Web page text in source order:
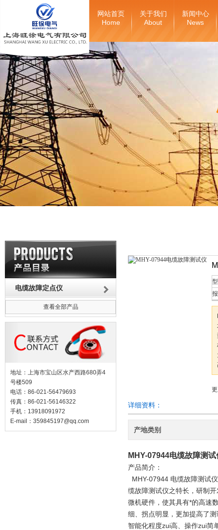
网站首页
Home
关于我们
About
新闻中心
News
电缆故障定点仪
查看全部产品
地址：上海市宝山区水产西路680弄4
号楼509
电话：86-021-56479693
传真：86-021-56146322
手机：13918091972
E-mail： 359845197@qq.com
详细资料：
产地类别
MHY-07944电缆故障测试
产品简介：
MHY-07944 电缆故障测试
缆故障测试仪之特长，研制
微机硬件，使其具有*的高速
细、拐点明显，更加提高了
智能化程度zui高、操作zui简